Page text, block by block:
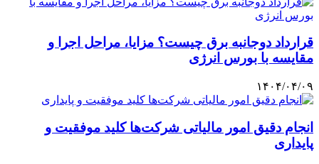
قرارداد دوجانبه برق چیست؟ مزایا، مراحل اجرا و
مقایسه با بورس انرژی
۱۴۰۴/۰۴/۰۹
انجام دقیق امور مالیاتی شرکت‌ها کلید موفقیت و
پایداری